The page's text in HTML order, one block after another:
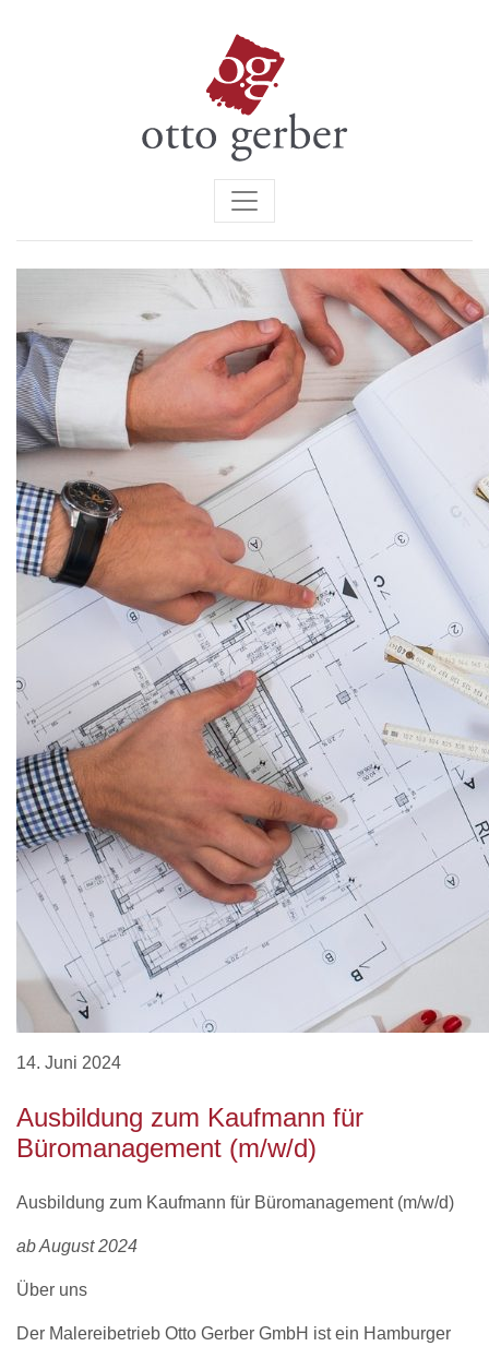
14. Juni 2024
Ausbildung zum Kaufmann für
Büromanagement (m/w/d)
Ausbildung zum Kaufmann für Büromanagement (m/w/d)
ab August 2024
Über uns
Der Malereibetrieb Otto Gerber GmbH ist ein Hamburger